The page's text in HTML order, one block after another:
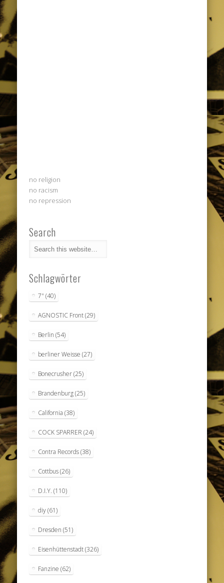
no religion
no racism
no repression
Search
Schlagwörter
7" (40)
AGNOSTIC Front(29)
Berlin (54)
berliner Weisse (27)
Bonecrusher(25)
Brandenburg(25)
California (38)
COCK SPARRER (24)
Contra Records(38)
Cottbus(26)
D.I.Y. (110)
diy(61)
Dresden (51)
Eisenhüttenstadt(326)
Fanzine (62)